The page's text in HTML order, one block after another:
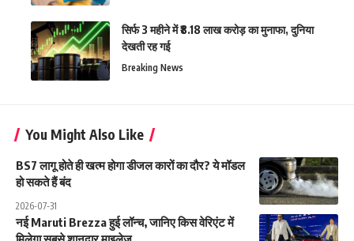
सिर्फ 3 महीने में ₹8.18 लाख करोड़ का मुनाफा, दुनिया
देखती रह गई
Breaking News
You Might Also Like
BS7 लागू होते ही खत्म होगा डीजल कारों का दौर? ये मॉडल
हो सकते हैं बंद
2026-07-31
नई Maruti Brezza हुई लॉन्च, जानिए किस वेरिएंट में